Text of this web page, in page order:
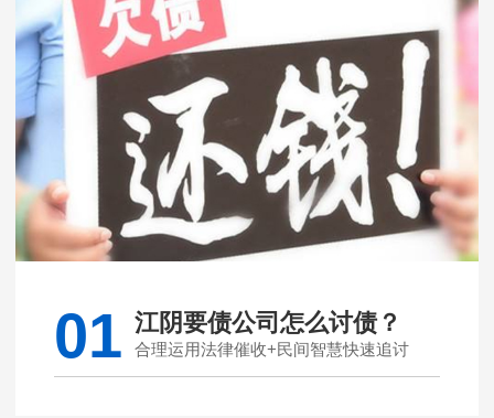
01 江阴要债公司怎么讨债？
合理运用法律催收+民间智慧快速追讨